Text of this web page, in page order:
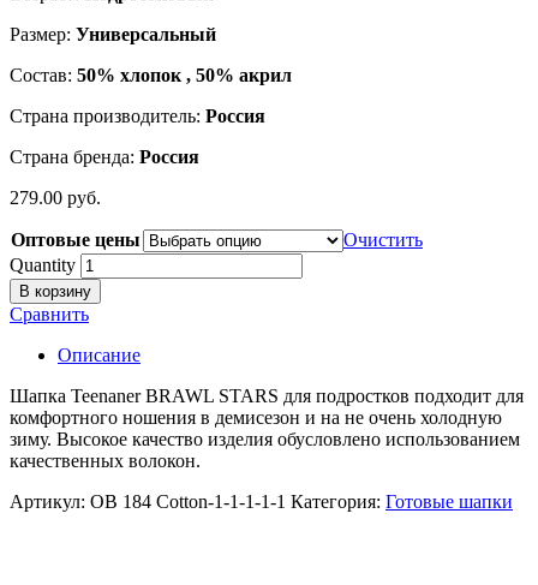
Размер: Универсальный
Состав: 50% хлопок , 50% акрил
Страна производитель: Россия
Страна бренда: Россия
279.00 руб.
Оптовые цены
Очистить
Quantity
В корзину
Сравнить
Описание
Шапка Teenaner BRAWL STARS для подростков подходит для
комфортного ношения в демисезон и на не очень холодную
зиму. Высокое качество изделия обусловлено использованием
качественных волокон.
Артикул: ОВ 184 Cotton-1-1-1-1-1 Категория: Готовые шапки